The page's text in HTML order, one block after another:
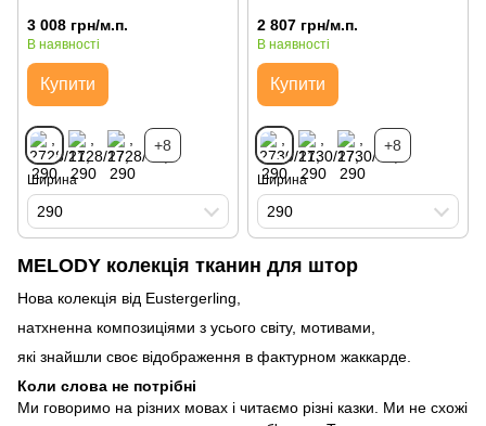
MELODY колекція тканин для штор
Нова колекція від Eustergerling,
натхненна композиціями з усього світу, мотивами,
які знайшли своє відображення в фактурном жаккарде.
Коли слова не потрібні
Ми говоримо на різних мовах і читаємо різні казки. Ми не схожі
3 008 грн/м.п.
В наявності
Купити
+8
Ширина
290
2 807 грн/м.п.
В наявності
Купити
+8
Ширина
290